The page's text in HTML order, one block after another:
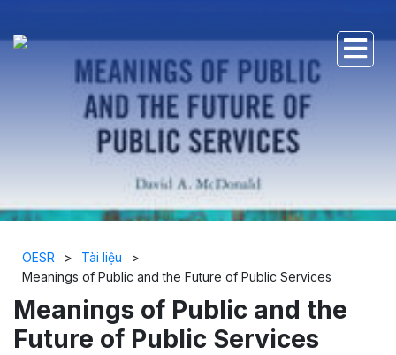
OESR > Tài liệu
>
Meanings of Public and the Future of Public Services
Meanings of Public and the
Future of Public Services